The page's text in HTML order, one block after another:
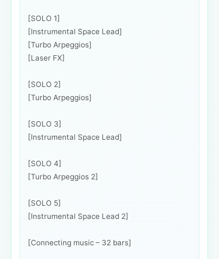
[SOLO 1]
[Instrumental Space Lead]
[Turbo Arpeggios]
[Laser FX]
[SOLO 2]
[Turbo Arpeggios]
[SOLO 3]
[Instrumental Space Lead]
[SOLO 4]
[Turbo Arpeggios 2]
[SOLO 5]
[Instrumental Space Lead 2]
[Connecting music – 32 bars]